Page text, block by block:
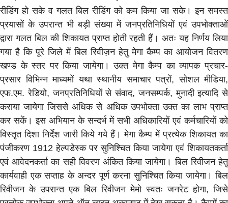
रीडिंग हो सके व गलत बिल रीडिंग को कम किया जा सके। इन समस्त
प्रयासों के उपरान्त भी बड़ी संख्या में जनप्रतिनिधियों एवं उपभोक्ताओं
द्वारा गलत बिल की शिकायत प्राप्त होती रहती हैं। अतः यह निर्णय लिया
गया है कि पूरे जिले में बिल रिवीज़न हेतु मेगा कैम्प का आयोजन वितरण
खण्ड के स्तर पर किया जायेगा। उक्त मेगा कैम्प का व्यापक प्रचार-
प्रसार विभिन्न माध्यमों यथा स्थानीय समाचार पत्रों, सोशल मीडिया,
एफ.एम. रेडियो, जनप्रतिनिधियों से संवाद, जनसम्पर्क, मुनादी इत्यादि से
कराया जायेगा जिससे अधिक से अधिक उपभोक्ता उक्त का लाभ प्राप्त
कर सकें। इस अभियान के सन्दर्भ में सभी अधिकारियों एवं कर्मचारियों को
विस्तृत दिशा निर्देश जारी किये गये हैं। मेगा कैम्प में प्रत्येक शिकायत का
पंजीकरण 1912 हेल्पडेस्क पर सुनिश्चित किया जायेगा एवं शिकायतकर्ता
एवं आवेदनकर्ता का सही विवरण अंकित किया जायेगा। बिल रिवीजन हेतु
कार्यवाही एक सप्ताह के अन्दर पूर्ण करना सुनिश्चित किया जायेगा। बिल
रिवीजन के उपरान्त एक बिल रिवीजन मेमो स्वतः जनरेट होगा, जिसे